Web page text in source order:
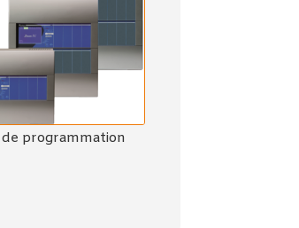
de programmation